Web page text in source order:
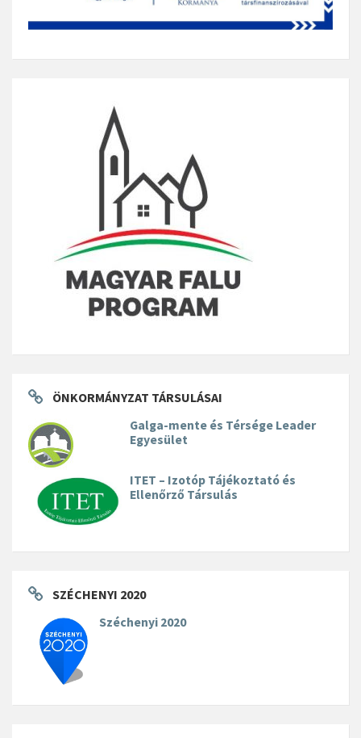
ÖNKORMÁNYZAT TÁRSULÁSAI
Galga-mente és Térsége Leader
Egyesület
ITET – Izotóp Tájékoztató és
Ellenőrző Társulás
SZÉCHENYI 2020
Széchenyi 2020